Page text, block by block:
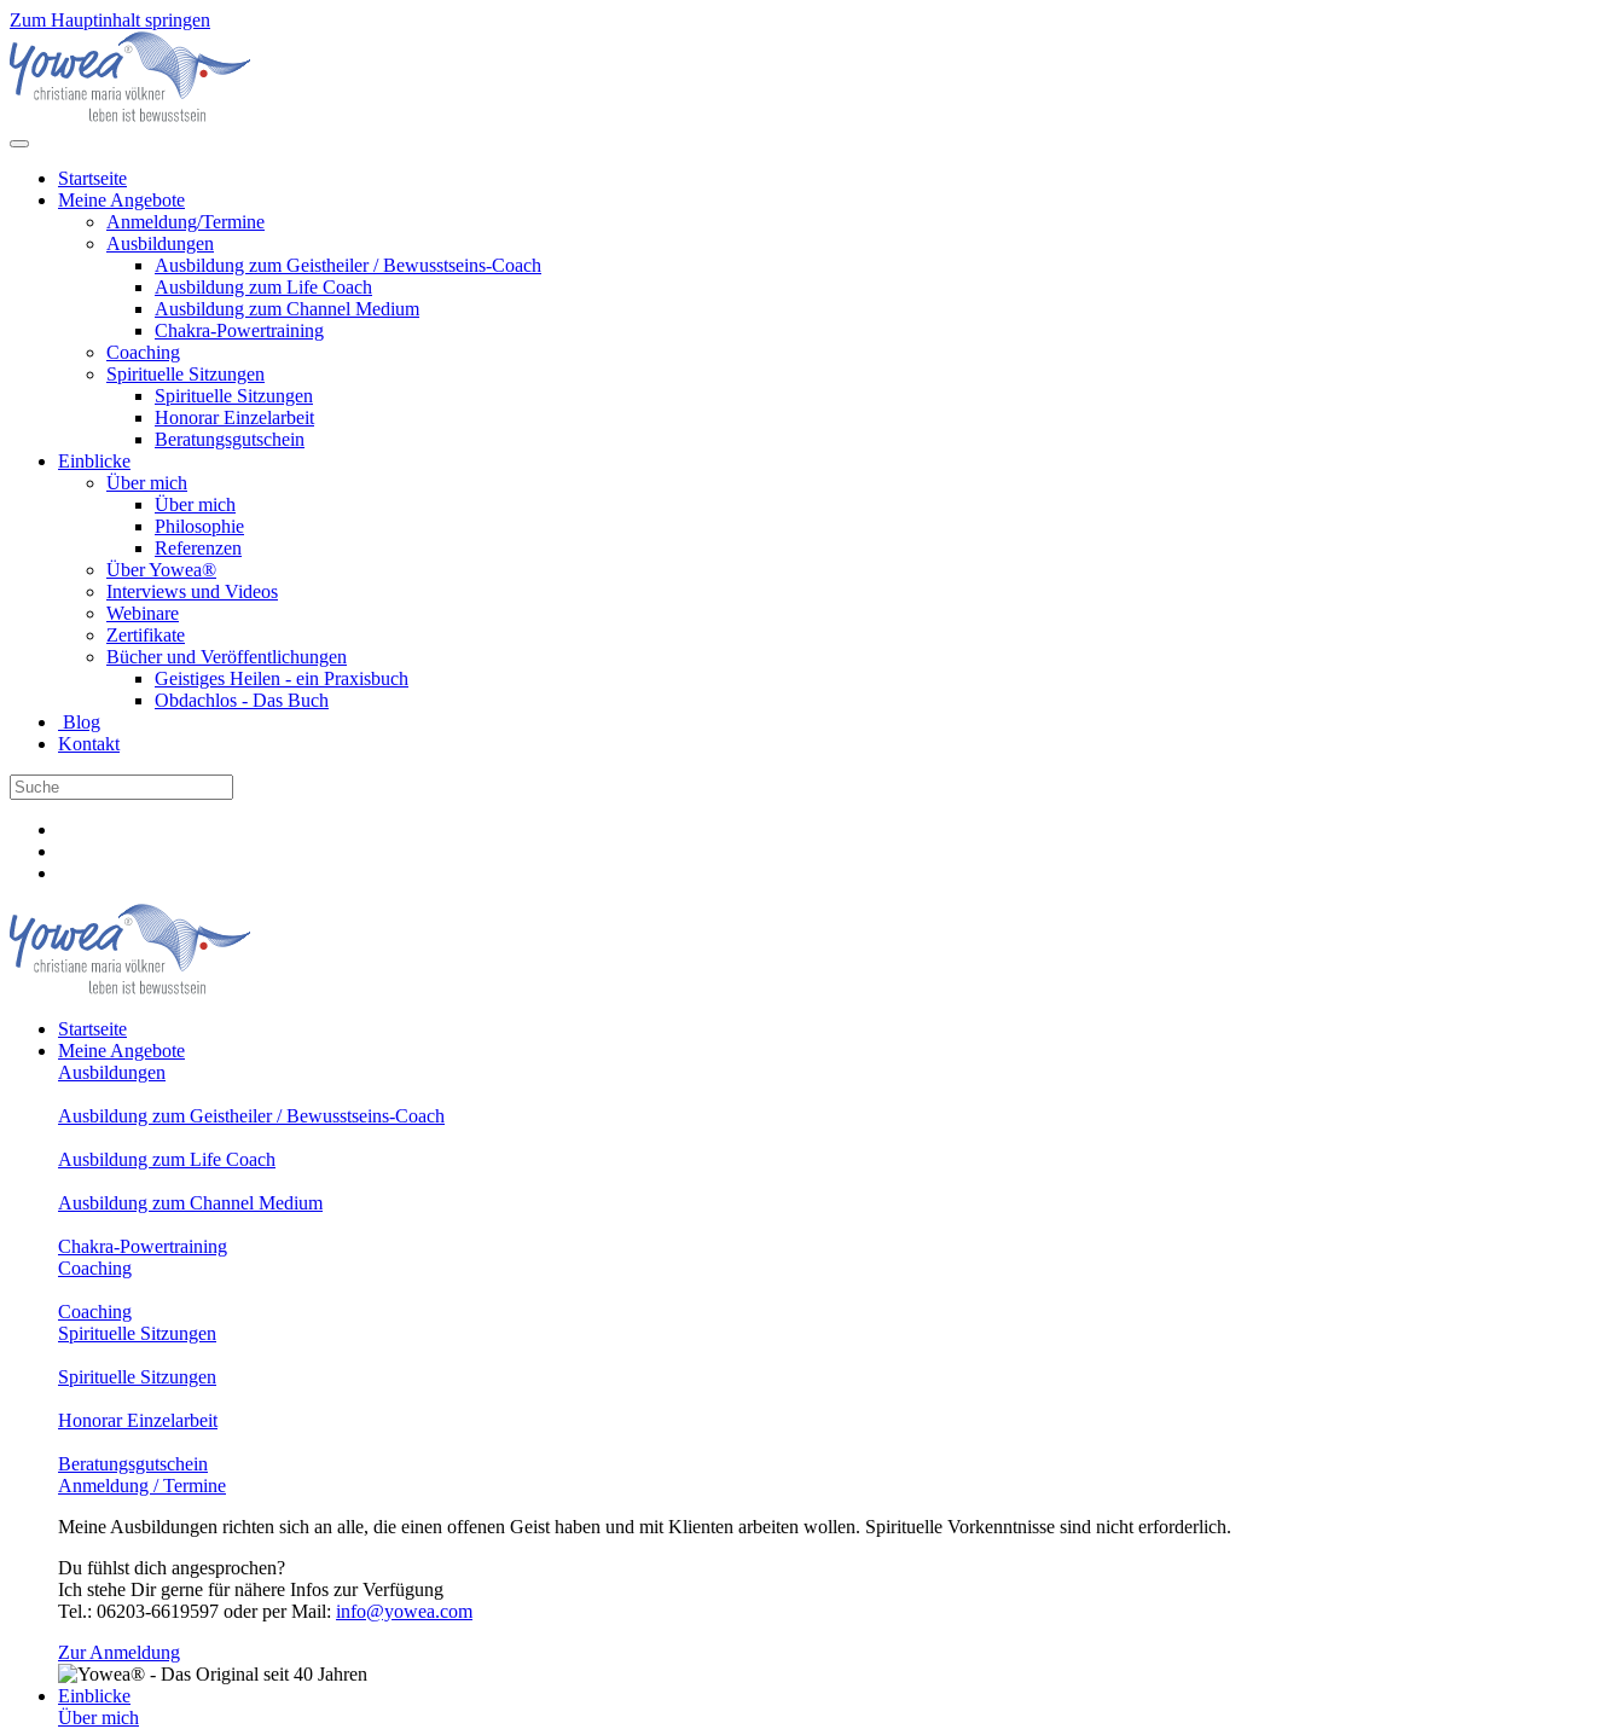
Zum Hauptinhalt springen
Startseite
Meine Angebote
Anmeldung/Termine
Ausbildungen
Ausbildung zum Geistheiler / Bewusstseins-Coach
Ausbildung zum Life Coach
Ausbildung zum Channel Medium
Chakra-Powertraining
Coaching
Spirituelle Sitzungen
Spirituelle Sitzungen
Honorar Einzelarbeit
Beratungsgutschein
Einblicke
Über mich
Über mich
Philosophie
Referenzen
Über Yowea®
Interviews und Videos
Webinare
Zertifikate
Bücher und Veröffentlichungen
Geistiges Heilen - ein Praxisbuch
Obdachlos - Das Buch
Blog
Kontakt
Startseite
Meine Angebote
Ausbildungen
Ausbildung zum Geistheiler / Bewusstseins-Coach
Ausbildung zum Life Coach
Ausbildung zum Channel Medium
Chakra-Powertraining
Coaching
Coaching
Spirituelle Sitzungen
Spirituelle Sitzungen
Honorar Einzelarbeit
Beratungsgutschein
Anmeldung / Termine
Meine Ausbildungen richten sich an alle, die einen offenen Geist haben und mit Klienten arbeiten wollen. Spirituelle Vorkenntnisse sind nicht erforderlich.
Du fühlst dich angesprochen?
Ich stehe Dir gerne für nähere Infos zur Verfügung
Tel.: 06203-6619597 oder per Mail: info@yowea.com
Zur Anmeldung
Einblicke
Über mich